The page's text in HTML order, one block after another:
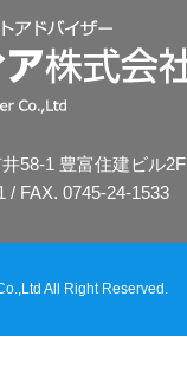
58-1 豊富住建ビル2F
/ FAX. 0745-24-1533
All Right Reserved.